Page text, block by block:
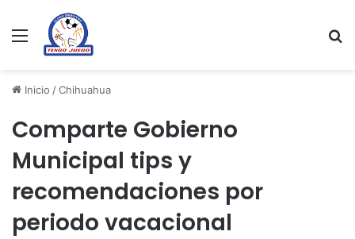
Menu
Inicio /Chihuahua
Comparte Gobierno
Municipal tips y
recomendaciones por
periodo vacacional